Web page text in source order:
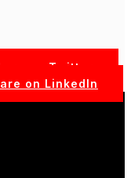
on Twitter
on LinkedIn